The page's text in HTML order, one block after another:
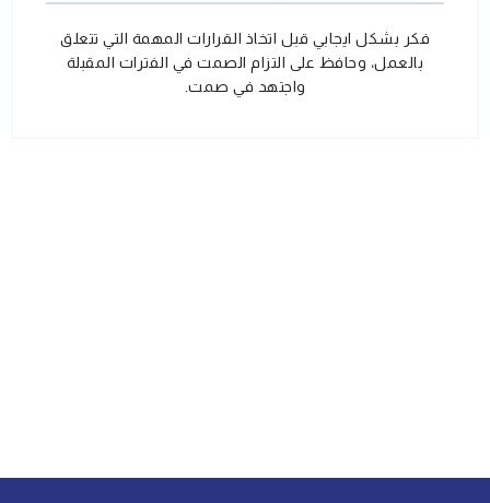
فكر بشكل ايجابي قبل اتخاذ القرارات المهمة التي تتعلق
بالعمل، وحافظ على التزام الصمت في الفترات المقبلة
واجتهد في صمت.